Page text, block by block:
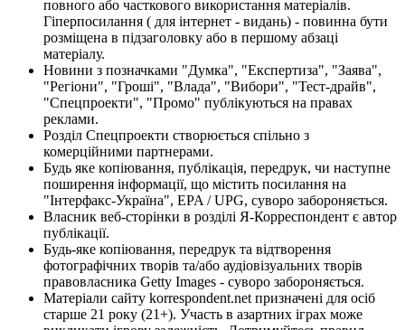
повного або часткового використання матеріалів.
Гіперпосилання ( для інтернет - видань) - повинна бути
розміщена в підзаголовку або в першому абзаці
матеріалу.
Новини з позначками "Думка", "Експертиза", "Заява",
"Регіони", "Гроші", "Влада", "Вибори", "Тест-драйв",
"Спецпроекти", "Промо" публікуються на правах
реклами.
Розділ Спецпроекти створюється спільно з
комерційними партнерами.
Будь яке копіювання, публікація, передрук, чи наступне
поширення інформації, що містить посилання на
"Інтерфакс-Україна", EPA / UPG, суворо забороняється.
Власник веб-сторінки в розділі Я-Корреспондент є автор
публікації.
Будь-яке копіювання, передрук та відтворення
фотографічних творів та/або аудіовізуальних творів
правовласника Getty Images - суворо забороняється.
Матеріали сайту korrespondent.net призначені для осіб
старше 21 року (21+). Участь в азартних іграх може